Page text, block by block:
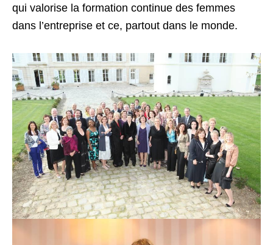
qui valorise la formation continue des femmes
dans l’entreprise et ce, partout dans le monde.